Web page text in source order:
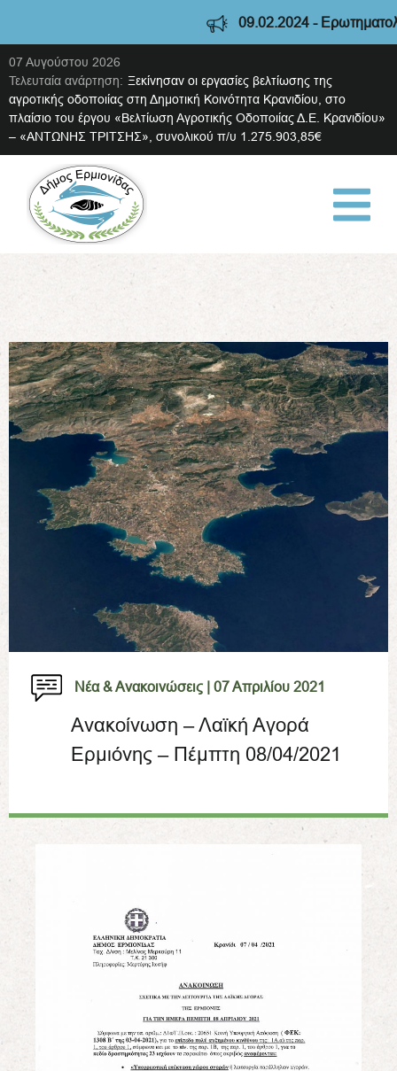
09.02.2024 -
07 Αυγούστου 2026
Τελευταία ανάρτηση: Ξεκίνησαν οι εργασίες βελτίωσης της
αγροτικής οδοποιίας στη Δημοτική Κοινότητα Κρανιδίου, στο
πλαίσιο του έργου «Βελτίωση Αγροτικής Οδοποιίας Δ.Ε. Κρανιδίου»
– «ΑΝΤΩΝΗΣ ΤΡΙΤΣΗΣ», συνολικού π/υ 1.275.903,85€
Νέα & Ανακοινώσεις | 07 Απριλίου 2021
Ανακοίνωση – Λαϊκή Αγορά
Ερμιόνης – Πέμπτη 08/04/2021